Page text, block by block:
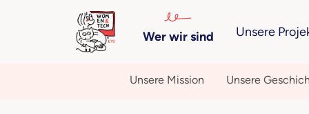
Wer wir sind Unsere
Unsere Mission Unsere